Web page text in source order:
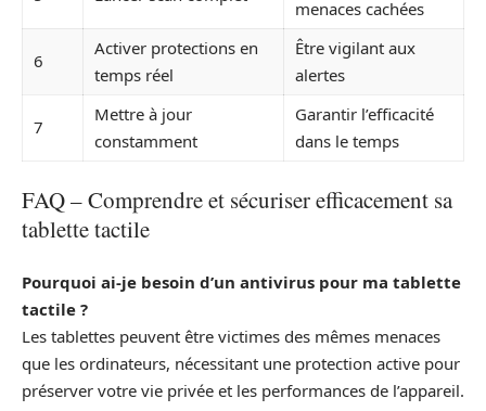
menaces cachées
6
Activer protections en
temps réel
Être vigilant aux
alertes
7
Mettre à jour
constamment
Garantir l’efficacité
dans le temps
FAQ – Comprendre et sécuriser efficacement sa
tablette tactile
Pourquoi ai-je besoin d’un antivirus pour ma tablette
tactile ?
Les tablettes peuvent être victimes des mêmes menaces
que les ordinateurs, nécessitant une protection active pour
préserver votre vie privée et les performances de l’appareil.